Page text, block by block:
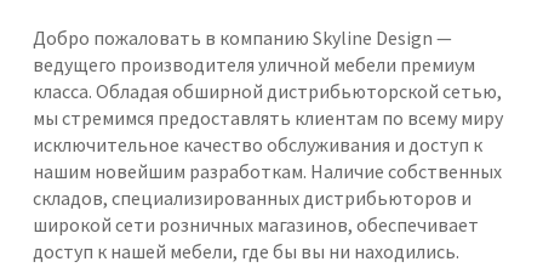
Добро пожаловать в компанию Skyline Design —
ведущего производителя уличной мебели премиум
класса. Обладая обширной дистрибьюторской сетью,
мы стремимся предоставлять клиентам по всему миру
исключительное качество обслуживания и доступ к
нашим новейшим разработкам. Наличие собственных
складов, специализированных дистрибьюторов и
широкой сети розничных магазинов, обеспечивает
доступ к нашей мебели, где бы вы ни находились.